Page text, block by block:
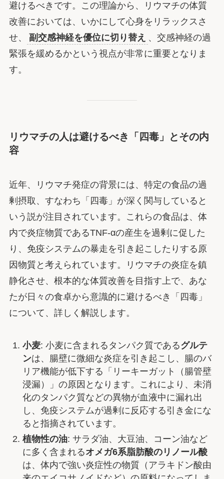
避けるべきです。この理論から、リウマチの体質
改善においては、いかにして心身をリラックスさ
せ、
副交感神経を優位に切り替え 、交感神経の過
緊張を緩めるかという視点が非常に重要となりま
す。
リウマチの人は避けるべき「四毒」とその内
容
近年、リウマチ発症の背景には、特定の食品の過
剰摂取、すなわち「四毒」が深く関与していると
いう説が注目されています。これらの食品は、体
内で炎症物質であるTNF-αの産生を過剰に促した
り、免疫システムの暴走を引き起こしたりする原
因物質と考えられています。リウマチの炎症を鎮
静化させ、根本的な体質改善を目指す上で、あな
たが日々の食卓から意識的に避けるべき「四毒」
について、詳しく解説します。
小麦: 小麦に含まれるタンパク質であるグルテ
ンは、腸壁に微細な炎症を引き起こし、腸のバ
リア機能が低下する「リーキーガット（腸管壁
浸漏）」の原因となります。これにより、未消
化のタンパク質などの異物が血液中に漏れ出
し、免疫システムが過剰に反応する引き金にな
ると指摘されています。
植物性の油: サラダ油、大豆油、コーン油など
に多く含まれるオメガ6系脂肪酸のリノール酸
は、体内で強い炎症性の物質（アラキドン酸由